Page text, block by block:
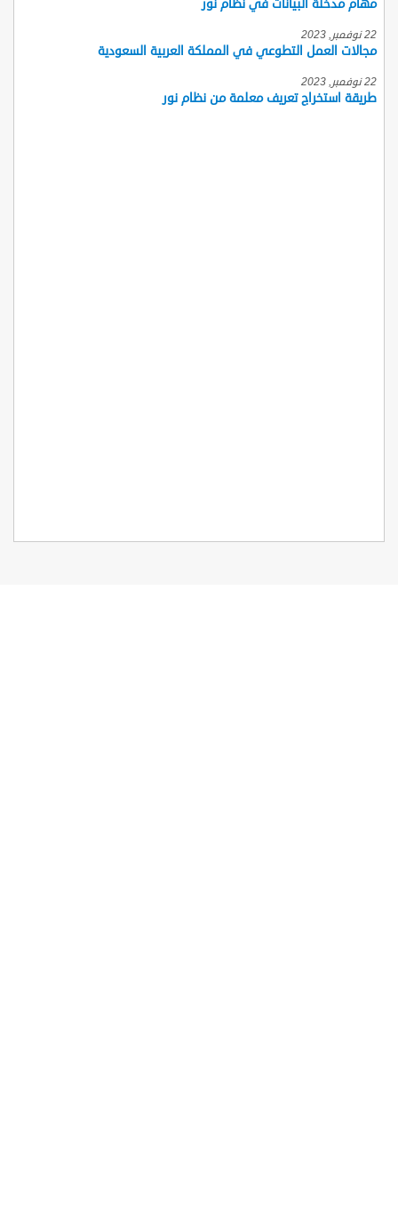
مهام مدخلة البيانات في نظام نور
22 نوفمبر, 2023
مجالات العمل التطوعي في المملكة العربية السعودية
22 نوفمبر, 2023
طريقة استخراج تعريف معلمة من نظام نور